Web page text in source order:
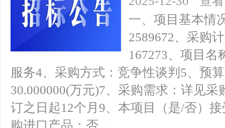
一、项目基本情
2589672、采购
167273、项目名
服务4、采购方式：竞争性谈判5、预
30.000000(万元)7、采购需求：详见
订之日起12个月9、本项目（是/否）
购进口产品：否 ...